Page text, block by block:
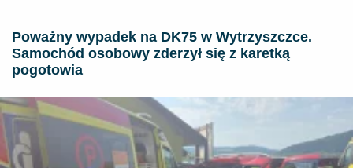
Poważny wypadek na DK75 w Wytrzyszczce.
Samochód osobowy zderzył się z karetką
pogotowia